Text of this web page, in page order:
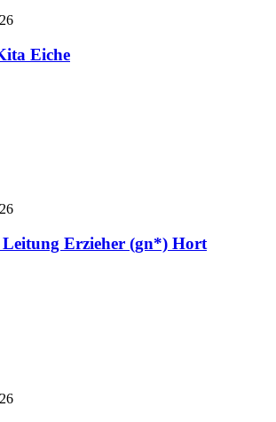
Eiche
Leitung Erzieher (gn*) Hort